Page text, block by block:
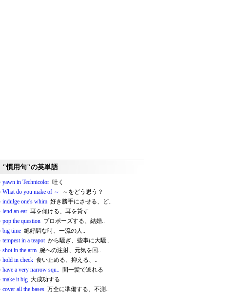
"慣用句"の英単語
yawn in Technicolor 吐く
What do you make of ～
～をどう思う？
indulge one's whim 好き勝手にさせる、ど..
lend an ear 耳を傾ける、耳を貸す
pop the question プロポーズする、結婚..
big time 絶好調な時、一流の人..
tempest in a teapotから騒ぎ、些事に大騒..
shot in the arm 腕への注射、元気を回..
hold in check 食い止める、抑える、..
have a very narrow squ.. 間一髪で逃れる
make it big 大成功する
cover all the bases 万全に準備する、不測..